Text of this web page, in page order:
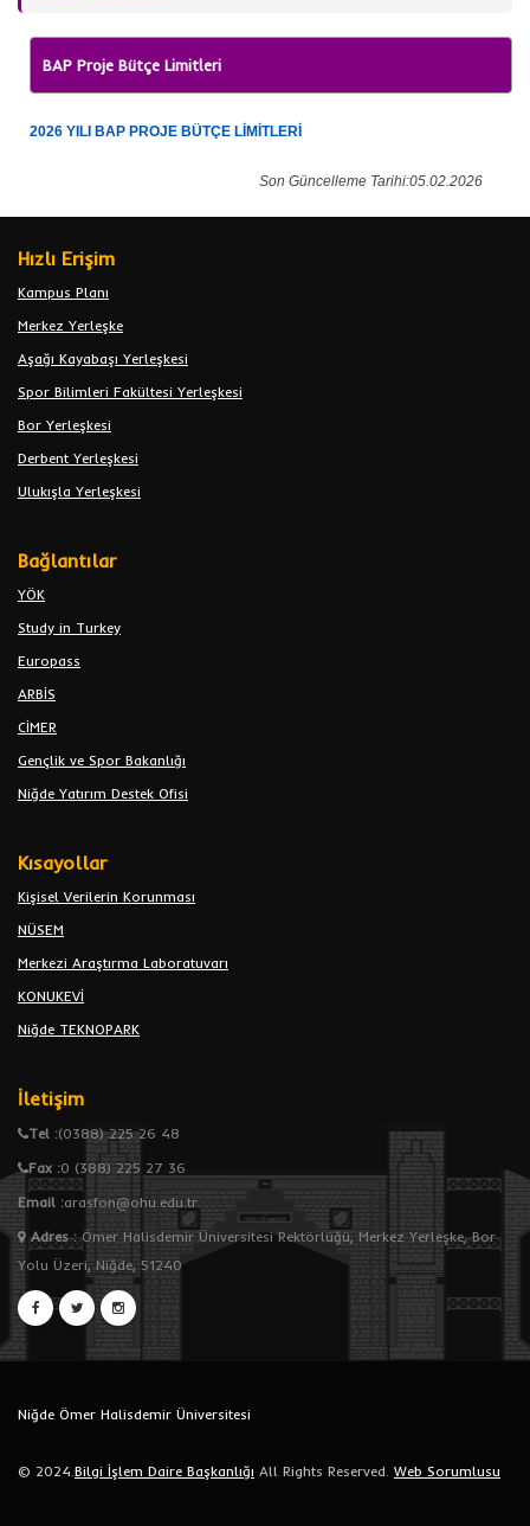
BAP Proje Bütçe Limitleri
2026 YILI BAP PROJE BÜTÇE LİMİTLERİ
Son Güncelleme Tarihi:05.02.2026
Hızlı Erişim
Kampus Planı
Merkez Yerleşke
Aşağı Kayabaşı Yerleşkesi
Spor Bilimleri Fakültesi Yerleşkesi
Bor Yerleşkesi
Derbent Yerleşkesi
Ulukışla Yerleşkesi
Bağlantılar
YÖK
Study in Turkey
Europass
ARBİS
CİMER
Gençlik ve Spor Bakanlığı
Niğde Yatırım Destek Ofisi
Kısayollar
Kişisel Verilerin Korunması
NÜSEM
Merkezi Araştırma Laboratuvarı
KONUKEVİ
Niğde TEKNOPARK
İletişim
Tel :(0388) 225 26 48
Fax :0 (388) 225 27 36
Email :arasfon@ohu.edu.tr
Adres:Ömer Halisdemir Üniversitesi Rektörlüğü, Merkez Yerleşke, Bor
Yolu Üzeri, Niğde, 51240
Niğde Ömer Halisdemir Üniversitesi
© 2024.Bilgi İşlem Daire Başkanlığı All Rights Reserved. Web Sorumlusu